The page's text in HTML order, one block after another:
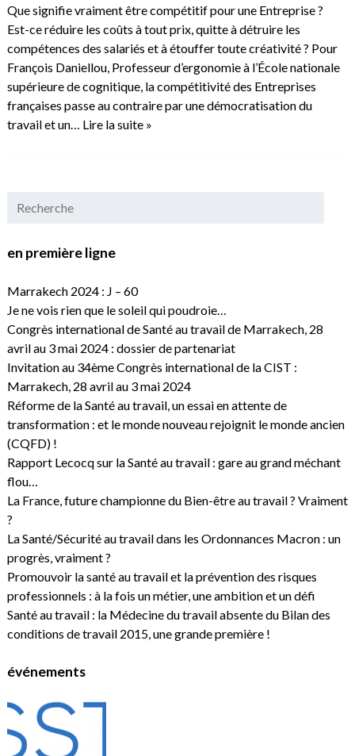
Que signifie vraiment être compétitif pour une Entreprise ?
Est-ce réduire les coûts à tout prix, quitte à détruire les
compétences des salariés et à étouffer toute créativité ? Pour
François Daniellou, Professeur d’ergonomie à l’École nationale
supérieure de cognitique, la compétitivité des Entreprises
françaises passe au contraire par une démocratisation du
travail et un… Lire la suite »
en première ligne
Marrakech 2024 : J – 60
Je ne vois rien que le soleil qui poudroie…
Congrès international de Santé au travail de Marrakech, 28
avril au 3 mai 2024 : dossier de partenariat
Invitation au 34ème Congrès international de la CIST :
Marrakech, 28 avril au 3 mai 2024
Réforme de la Santé au travail, un essai en attente de
transformation : et le monde nouveau rejoignit le monde ancien
(CQFD) !
Rapport Lecocq sur la Santé au travail : gare au grand méchant
flou…
La France, future championne du Bien-être au travail ? Vraiment
?
La Santé/Sécurité au travail dans les Ordonnances Macron : un
progrès, vraiment ?
Promouvoir la santé au travail et la prévention des risques
professionnels : à la fois un métier, une ambition et un défi
Santé au travail : la Médecine du travail absente du Bilan des
conditions de travail 2015, une grande première !
événements